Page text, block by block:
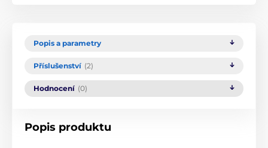
Popis a parametry
Příslušenství (2)
Hodnocení (0)
Popis produktu